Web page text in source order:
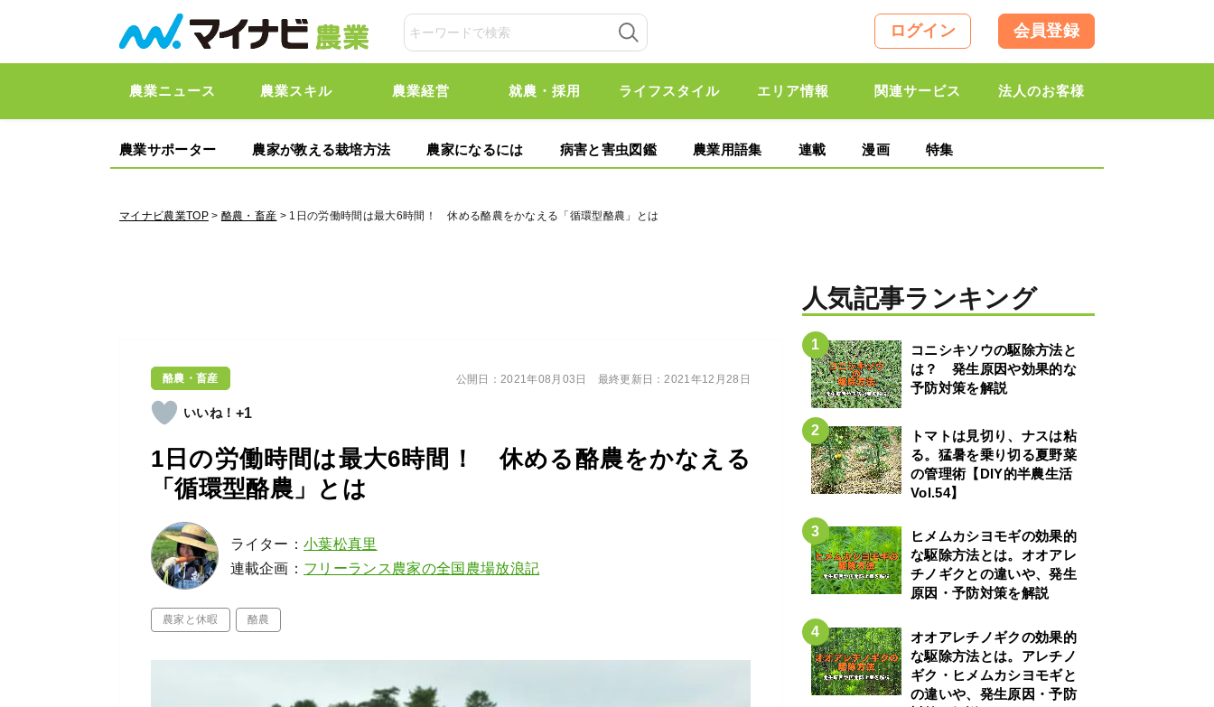
ログイン 会員登録
農業ニュース 農業スキル 農業経営 就農・採用 ライフスタイル エリア情報 関連サービス 法人のお客様
農業サポーター 農家が教える栽培方法 農家になるには 病害と害虫図鑑 農業用語集 連載 漫画 特集
マイナビ農業TOP> 酪農・畜産 > 1日の労働時間は最大6時間！ 休める酪農をかなえる「循環型酪農」とは
酪農・畜産
+1
1日の労働時間は最大6時間！ 休める酪農をかなえる
「循環型酪農」とは
ライター：小葉松真里
連載企画： フリーランス農家の全国農場放浪記
農家と休暇 酪農
公開日：2021年08月03日 最終更新日：2021年12月28日
人気記事ランキング
コニシキソウの駆除方法と
は？ 発生原因や効果的な
予防対策を解説
トマトは見切り、ナスは粘
る。猛暑を乗り切る夏野菜
の管理術【DIY的半農生活
Vol.54】
ヒメムカシヨモギの効果的
な駆除方法とは。オオアレ
チノギクとの違いや、発生
原因・予防対策を解説
オオアレチノギクの効果的
な駆除方法とは。アレチノ
ギク・ヒメムカシヨモギと
の違いや、発生原因・予防